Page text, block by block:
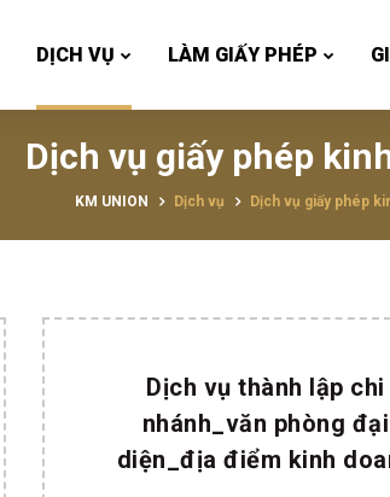
DỊCH VỤ LÀM GIẤY PHÉP
Dịch vụ giấy phép
KM UNION Dịch vụ Dịch vụ giấy phép
Dịch vụ thành lập chi
nhánh_văn phòng đại
diện_địa điểm kinh